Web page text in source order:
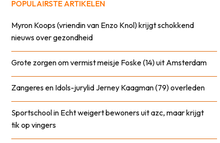
POPULAIRSTE ARTIKELEN
Myron Koops (vriendin van Enzo Knol) krijgt schokkend
nieuws over gezondheid
Grote zorgen om vermist meisje Foske (14) uit Amsterdam
Zangeres en Idols-jurylid Jerney Kaagman (79) overleden
Sportschool in Echt weigert bewoners uit azc, maar krijgt
tik op vingers